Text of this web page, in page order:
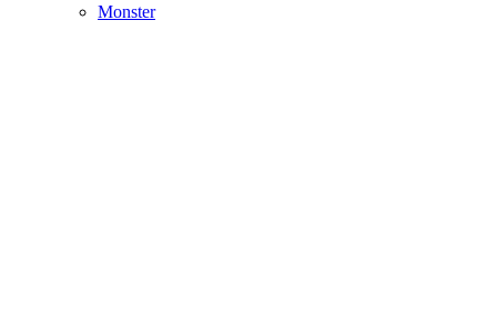
Monster